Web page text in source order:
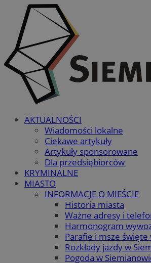
AKTUALNOŚCI
Wiadomości lokalne
Ciekawe artykuły
Artykuły sponsorowane
Dla przedsiębiorców
KRYMINALNE
MIASTO
INFORMACJE O MIEŚCIE
Historia miasta
Ważne adresy i
Harmonogram
Parafie i msze święte
Rozkłady jazdy w
Pogoda w